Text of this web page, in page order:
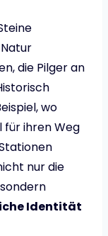
die Pilger an
wo
für ihren Weg
nur die
Identität